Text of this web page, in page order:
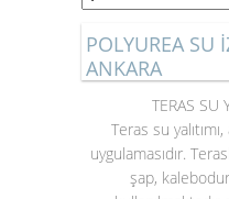
POLYUREA SU
ANKARA
TERAS SU
Teras su yalıtımı,
uygulamasıdır.
şap,